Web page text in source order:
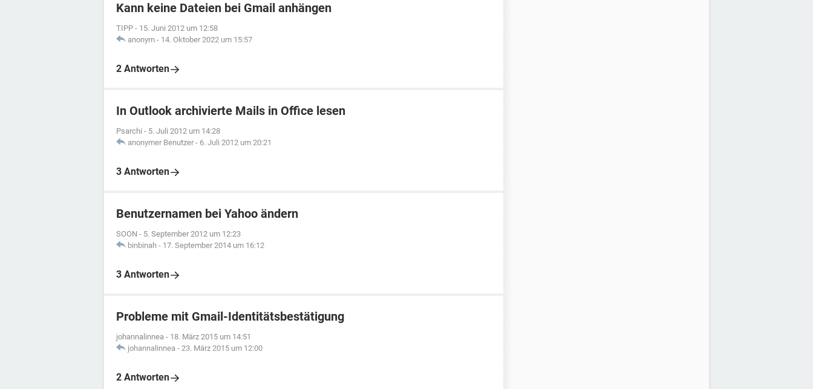
Kann keine Dateien bei Gmail anhängen
TIPP - 15. Juni 2012 um 12:58
anonym - 14. Oktober 2022 um 15:57
2 Antworten
In Outlook archivierte Mails in Office lesen
Psarchi - 5. Juli 2012 um 14:28
anonymer Benutzer - 6. Juli 2012 um 20:21
3 Antworten
Benutzernamen bei Yahoo ändern
SOON - 5. September 2012 um 12:23
binbinah - 17. September 2014 um 16:12
3 Antworten
Probleme mit Gmail-Identitätsbestätigung
johannalinnea - 18. März 2015 um 14:51
johannalinnea - 23. März 2015 um 12:00
2 Antworten